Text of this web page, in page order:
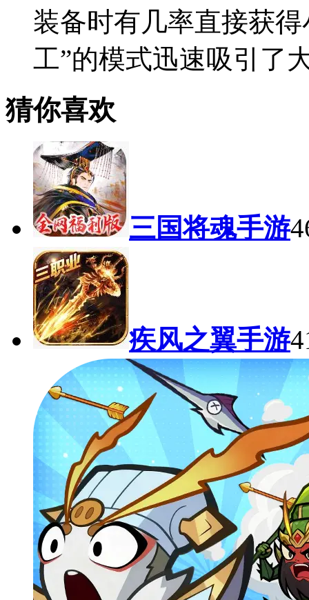
装备时有几率直接获
工”的模式迅速吸引了
猜你喜欢
三国将魂手游
疾风之翼手游